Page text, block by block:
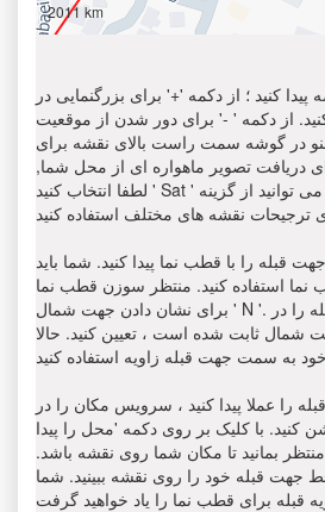
2011 km
پیدا کنید ؛ از دکمه '+' برای بزرگنمایی در
از دکمه ' -' برای دور شدن از موقعیت
منو در گوشه سمت راست بالای نقشه برای
دریافت تصویر ماهواره ای از محل شما,
لطفا انتخاب کنید ' Sat ' از اینجا. شما می توانید از گزینه 'OSM'
قبله را با قطب نما پیدا کنید. شما باید
نما استفاده کنید. منتظر سوزن قطب نما
برای نشان دادن جهت شمال ' N '. مکان نمای زاویه قبله را در
شمال ثابت شده است ، تعیین کنید. حالا
را عملا پیدا کنید ، سرویس مکان را در
کنید. با کلیک بر روی دکمه 'محل را پیدا
منتظر بمانید تا مکان شما روی نقشه باشد.
خط جهت قبله خود را روی نقشه ببینید. شما